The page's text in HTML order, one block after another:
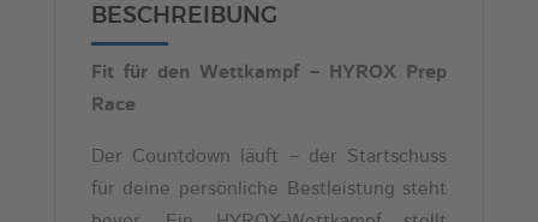
BESCHREIBUNG
Fit für den Wettkampf – HYROX Prep
Race
Der Countdown läuft – der Startschuss
für deine persönliche Bestleistung steht